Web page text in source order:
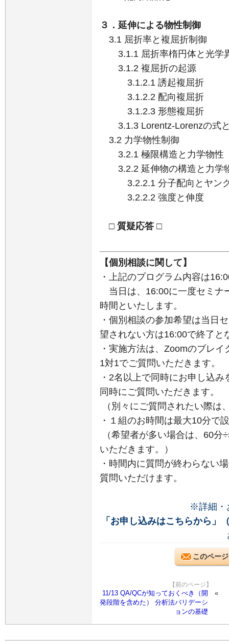
３．延伸による物性制御
3.1 屈折率と複屈折制御
3.1.1 屈折率楕円体と光学
3.1.2 複屈折の起源
3.1.2.1 誘起複屈折
3.1.2.2 配向複屈折
3.1.2.3 形態複屈折
3.1.3 Lorentz-Lorenzの式
3.2 力学物性制御
3.2.1 極限構造と力学物性
3.2.2 延伸物の構造と力学
3.2.2.1 分子配向とヤン
3.2.2.2 強度と伸度
□ 質疑応答 □
【個別相談に関して】
・上記のプログラム内容は
当日は、16:00に一度セミナ
時間といたします。
・個別相談の参加希望は当日
望されない方は16:00で終了と
・実施方法は、Zoomのブレ
1対1でご質問いただきます。
・2名以上で同時にお申し込
同時にご質問いただきます。
（別々にご質問されたい際は
・１組のお時間は最大10分で
（希望者が多い場合は、60分
いただきます。）
・時間内に質問が終わらない
質問いただけます。
※詳細・
「お申し込みはこちらから」
このペー
【前のページ】
11/13 QA/QCが知っておくべき（開
発段階を含めた） 分析法バリデーシ
ョンの基礎